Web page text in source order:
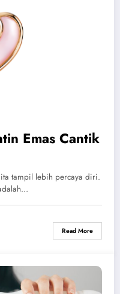
Emas Cantik
tampil lebih percaya diri.
Read More